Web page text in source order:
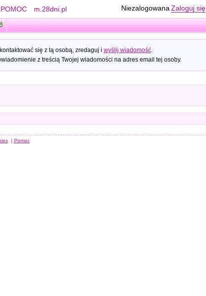
POMOC m.28dni.pl Niezalogowana Zaloguj się
się z tą osobą, zredaguj i wyślij wiadomość.
z treścią Twojej wiadomości na adres email tej osoby.
| Pomoc